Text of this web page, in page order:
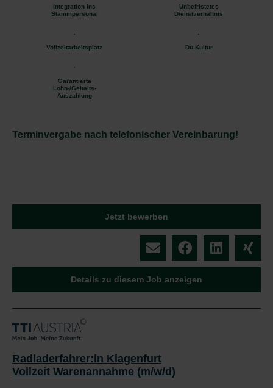
Integration ins
Stammpersonal
Unbefristetes
Dienstverhältnis
Vollzeitarbeitsplatz Du-Kultur
Garantierte
Lohn-/Gehalts-
Auszahlung
Terminvergabe nach telefonischer Vereinbarung!
Jetzt bewerben
Details zu diesem Job anzeigen
Radladerfahrer:in Klagenfurt
Vollzeit Warenannahme (m/w/d)